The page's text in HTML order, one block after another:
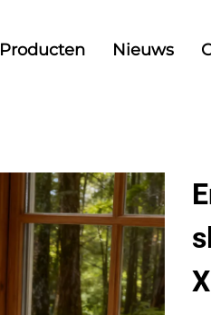
Producten Nieuws